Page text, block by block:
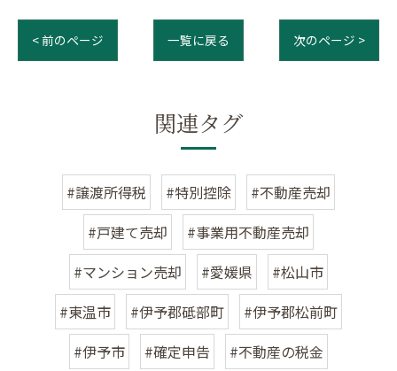
< 前のページ 一覧に戻る 次のページ >
関連タグ
#譲渡所得税 #特別控除
#不動産売却
#戸建て売却
#事業用不動産売却
#マンション売却
#愛媛県
#松山市
#東温市
#伊予郡砥部町
#伊予郡松前町
#伊予市
#確定申告 #不動産の税金